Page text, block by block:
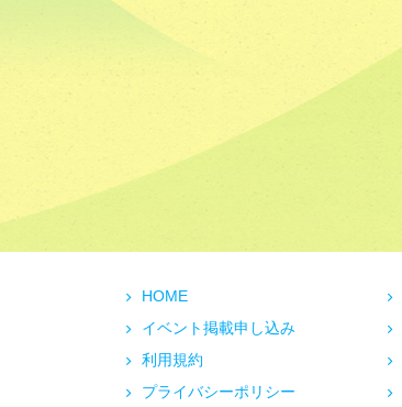
HOME
イベント掲載申し込み
利用規約
プライバシーポリシー